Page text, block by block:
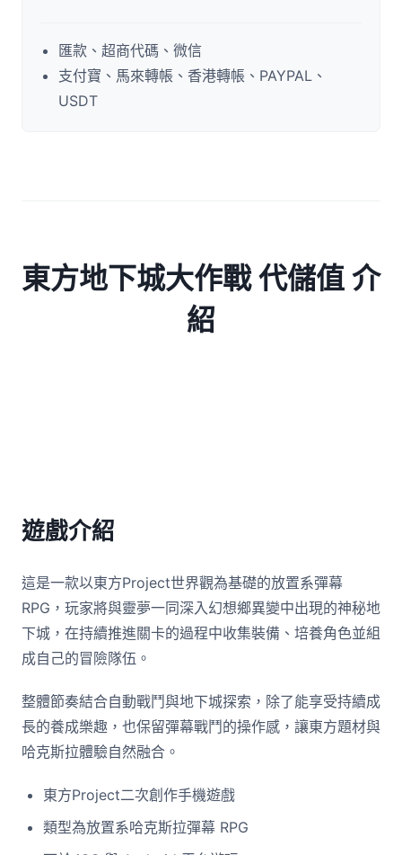
匯款、超商代碼、微信
支付寶、馬來轉帳、香港轉帳、PAYPAL、
USDT
東方地下城大作戰 代儲值 介
紹
遊戲介紹
這是一款以東方Project世界觀為基礎的放置系彈幕
RPG，玩家將與靈夢一同深入幻想鄉異變中出現的神秘地
下城，在持續推進關卡的過程中收集裝備、培養角色並組
成自己的冒險隊伍。
整體節奏結合自動戰鬥與地下城探索，除了能享受持續成
長的養成樂趣，也保留彈幕戰鬥的操作感，讓東方題材與
哈克斯拉體驗自然融合。
東方Project二次創作手機遊戲
類型為放置系哈克斯拉彈幕 RPG